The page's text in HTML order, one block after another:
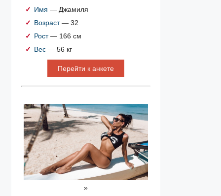
Имя — Джамиля
Возраст— 32
Рост— 166 см
Вес — 56 кг
Перейти к анкете
»